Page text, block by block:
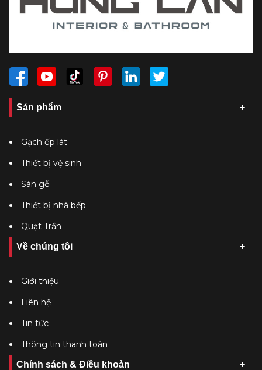
Sản phẩm
Gạch ốp lát
Thiết bị vệ sinh
Sàn gỗ
Thiết bị nhà bếp
Quạt Trần
Về chúng tôi
Giới thiệu
Liên hệ
Tin tức
Thông tin thanh toán
Chính sách & Điều khoản